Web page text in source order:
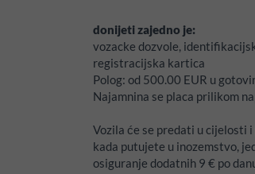
donijeti zajedno je:
vozacke dozvole,
registracijska kartica
Polog: od 500.00 EUR u
Najamnina se placa prilikom
Vozila će se predati u cijelosti
kada putujete u inozemstvo,
osiguranje dodatnih 9 € po